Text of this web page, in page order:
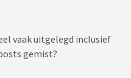
vaak uitgelegd inclusief
gemist?